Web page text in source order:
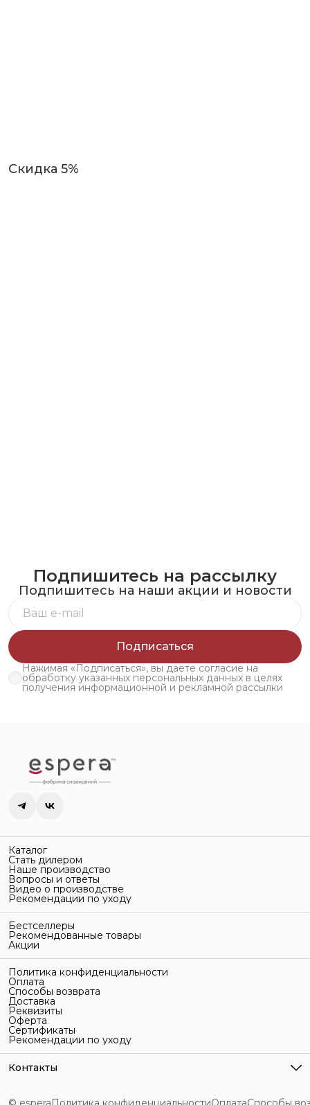
Скидка 5%
Подпишитесь на рассылку
Подпишитесь на наши акции и новости
Подписаться
Нажимая «Подписаться», вы даете согласие на
обработку указанных персональных данных в целях
получения информационной и рекламной рассылки
Каталог
Стать дилером
Наше производство
Вопросы и ответы
Видео о производстве
Рекомендации по уходу
Бестселлеры
Рекомендованные товары
Акции
Политика конфиденциальности
Оплата
Способы возврата
Доставка
Реквизиты
Оферта
Сертификаты
Рекомендации по уходу
Контакты